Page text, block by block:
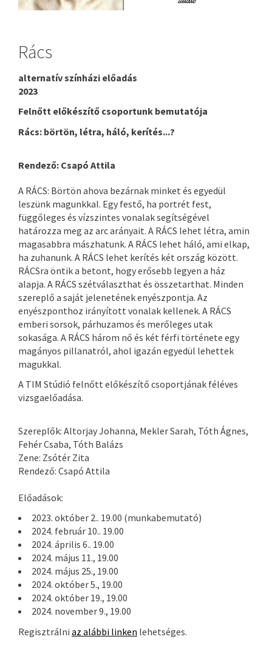
Rács
alternatív színházi előadás
2023
Felnőtt előkészítő csoportunk bemutatója
Rács: börtön, létra, háló, kerítés...?
Rendező: Csapó Attila
A RÁCS: Börtön ahova bezárnak minket és egyedül
leszünk magunkkal. Egy festő, ha portrét fest,
függőleges és vízszintes vonalak segítségével
határozza meg az arc arányait. A RÁCS lehet létra, amin
magasabbra mászhatunk. A RÁCS lehet háló, ami elkap,
ha zuhanunk. A RÁCS lehet kerítés két ország között.
RÁCSra öntik a betont, hogy erősebb legyen a ház
alapja. A RÁCS szétválaszthat és összetarthat. Minden
szereplő a saját jelenetének enyészpontja. Az
enyészponthoz irányított vonalak kellenek. A RÁCS
emberi sorsok, párhuzamos és merőleges utak
sokasága. A RÁCS három nő és két férfi története egy
magányos pillanatról, ahol igazán egyedül lehettek
magukkal.
A TIM Stúdió felnőtt előkészítő csoportjának féléves
vizsgaelőadása.
Szereplők: Altorjay Johanna, Mekler Sarah, Tóth Ágnes,
Fehér Csaba, Tóth Balázs
Zene: Zsótér Zita
Rendező: Csapó Attila
Előadások:
2023. október 2.. 19.00 (munkabemutató)
2024. február 10.. 19.00
2024. április 6.. 19.00
2024. május 11., 19.00
2024. május 25., 19.00
2024. október 5., 19.00
2024. október 19., 19.00
2024. november 9., 19.00
Regisztrálni az alábbi linken lehetséges.